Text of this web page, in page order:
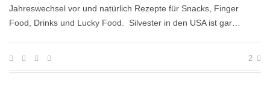
Jahreswechsel vor und natürlich Rezepte für Snacks, Finger
Food, Drinks und Lucky Food. Silvester in den USA ist gar…
2